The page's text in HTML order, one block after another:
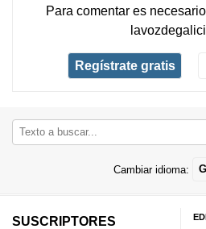
Para comentar es necesario
Regístrate gratis
Cambiar idioma:
SUSCRIPTORES